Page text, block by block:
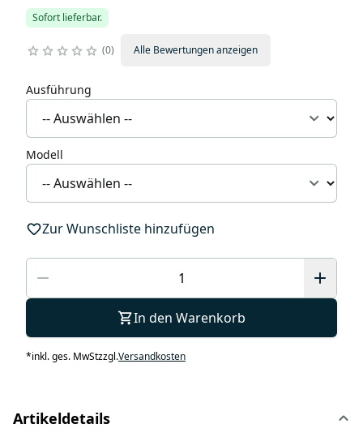
Sofort lieferbar.
0 Alle Bewertungen anzeigen
Ausführung
Modell
Zur Wunschliste hinzufügen
In den Warenkorb
*inkl. ges. MwStzzgl.Versandkosten
Artikeldetails